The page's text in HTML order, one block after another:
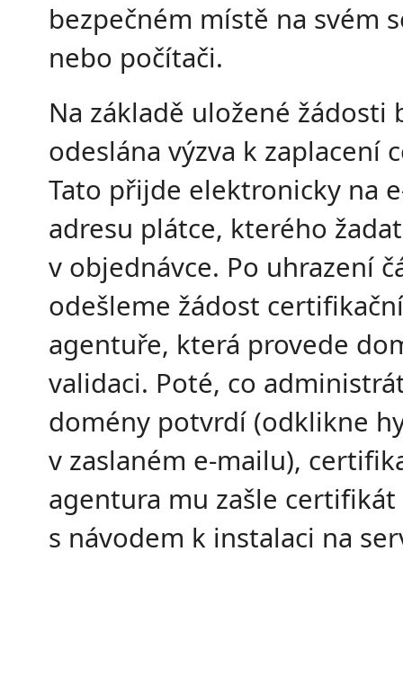
bezpečném místě na svém
nebo počítači.
Na základě uložené žádosti
odeslána výzva k zaplacení
Tato přijde elektronicky na
adresu plátce, kterého
v objednávce. Po uhrazení
odešleme žádost certifikační
agentuře, která provede
validaci. Poté, co
domény potvrdí (odklikne
v zaslaném e-mailu),
agentura mu zašle certifikát
s návodem k instalaci na